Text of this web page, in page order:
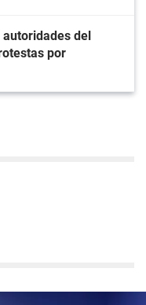
autoridades del
por